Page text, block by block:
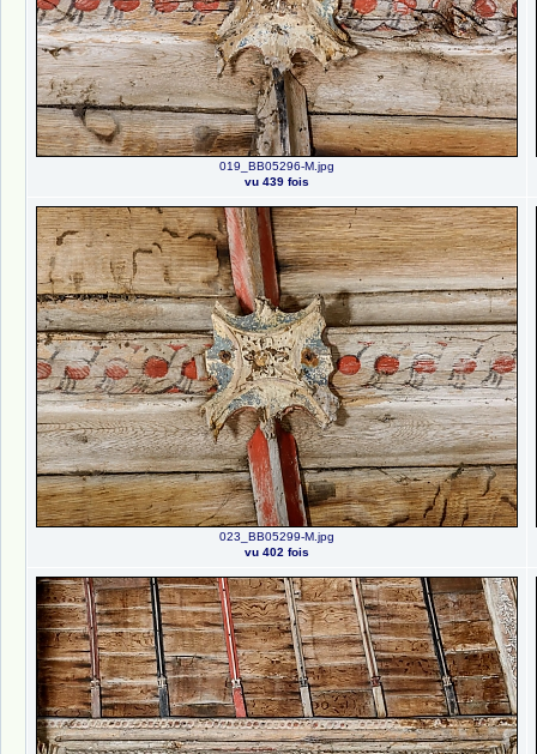
019_BB05296-M.jpg
vu 439 fois
023_BB05299-M.jpg
vu 402 fois